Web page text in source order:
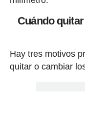
Cuándo
Hay tres motivos
quitar o cambiar